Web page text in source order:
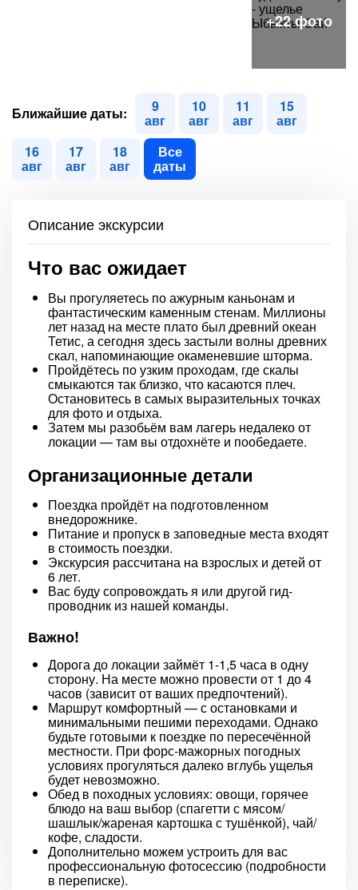
Ближайшие даты: 9
авг
10
авг
11
авг
15
авг
16
авг
17
авг
18
авг
Все
даты
Описание экскурсии
Что вас ожидает
Вы прогуляетесь по ажурным каньонам и
фантастическим каменным стенам. Миллионы
лет назад на месте плато был древний океан
Тетис, а сегодня здесь застыли волны древних
скал, напоминающие окаменевшие шторма.
Пройдётесь по узким проходам, где скалы
смыкаются так близко, что касаются плеч.
Остановитесь в самых выразительных точках
для фото и отдыха.
Затем мы разобьём вам лагерь недалеко от
локации — там вы отдохнёте и пообедаете.
Организационные детали
Поездка пройдёт на подготовленном
внедорожнике.
Питание и пропуск в заповедные места входят
в стоимость поездки.
Экскурсия рассчитана на взрослых и детей от
6 лет.
Вас буду сопровождать я или другой гид-
проводник из нашей команды.
Важно!
Дорога до локации займёт 1-1,5 часа в одну
сторону. На месте можно провести от 1 до 4
часов (зависит от ваших предпочтений).
Маршрут комфортный — с остановками и
минимальными пешими переходами. Однако
будьте готовыми к поездке по пересечённой
местности. При форс-мажорных погодных
условиях прогуляться далеко вглубь ущелья
будет невозможно.
Обед в походных условиях: овощи, горячее
блюдо на ваш выбор (спагетти с мясом/
шашлык/жареная картошка с тушёнкой), чай/
кофе, сладости.
Дополнительно можем устроить для вас
профессиональную фотосессию (подробности
в переписке).